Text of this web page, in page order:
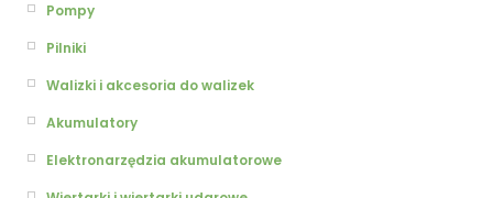
Pompy
Pilniki
Walizki i akcesoria do walizek
Akumulatory
Elektronarzędzia akumulatorowe